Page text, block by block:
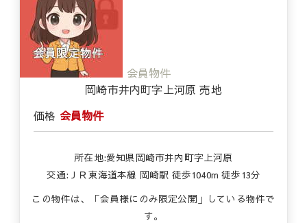
会員物件
岡崎市井内町字上河原 売地
価格 会員物件
所在地:愛知県岡崎市井内町字上河原
交通:ＪＲ東海道本線 岡崎駅 徒歩1040m 徒歩13分
この物件は、「会員様にのみ限定公開」している物件で
す。